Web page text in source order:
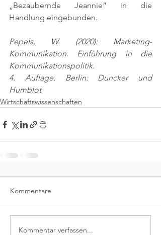
„Bezaubernde Jeannie“ in die
Handlung eingebunden.
Pepels, W. (2020): Marketing-
Kommunikation. Einführung in die
Kommunikationspolitik.
4. Auflage. Berlin: Duncker und
Humblot
Wirtschaftswissenschaften
Kommentare
Kommentar verfassen...